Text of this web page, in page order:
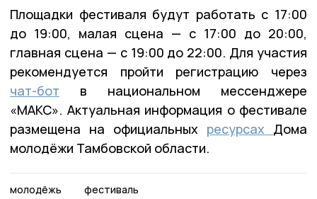
Площадки фестиваля будут работать с 17:00
до 19:00, малая сцена — с 17:00 до 20:00,
главная сцена — с 19:00 до 22:00. Для участия
рекомендуется пройти регистрацию через
чат-бот в национальном мессенджере
«МАКС». Актуальная информация о фестивале
размещена на официальных ресурсах Дома
молодёжи Тамбовской области.
молодёжь фестиваль